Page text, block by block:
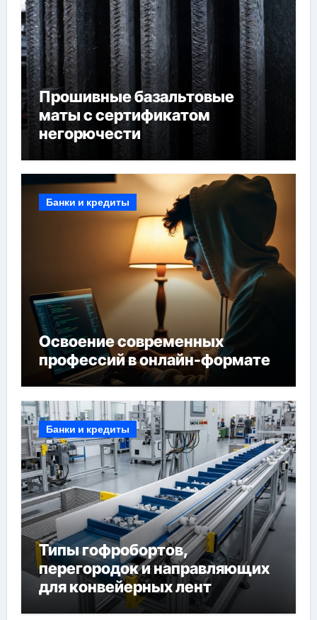
Прошивные базальтовые
маты с сертификатом
негорючести
Банки и кредиты
Освоение современных
профессий в онлайн-формате
Банки и кредиты
Типы гофробортов,
перегородок и направляющих
для конвейерных лент